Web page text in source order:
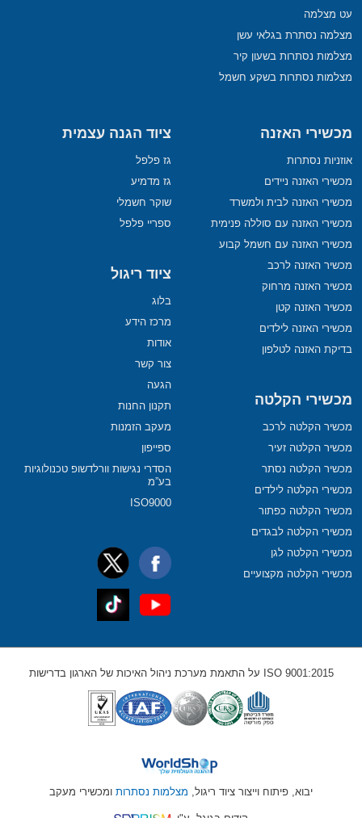
עט מצלמה
מצלמה נסתרת בגלאי עשן
מצלמות נסתרות בשעון קיר
מצלמות נסתרות בשקע חשמל
מכשירי האזנה
אוזניות נסתרות
מכשירי האזנה ניידים
מכשירי האזנה לבית ולמשרד
מכשירי האזנה עם סוללה פנימית
מכשירי האזנה עם חשמל קבוע
מכשיר האזנה לרכב
מכשיר האזנה מרחוק
מכשיר האזנה קטן
מכשירי האזנה לילדים
בדיקת האזנה לטלפון
מכשירי הקלטה
מכשיר הקלטה לרכב
מכשיר הקלטה זעיר
מכשיר הקלטה נסתר
מכשירי הקלטה לילדים
מכשיר הקלטה כפתור
מכשירי הקלטה לבגדים
מכשירי הקלטה לגן
מכשירי הקלטה מקצועיים
ציוד הגנה עצמית
גז פלפל
גז מדמיע
שוקר חשמלי
ספריי פלפל
ציוד ריגול
בלוג
מרכז הידע
אודות
צור קשר
הגעה
תקנון החנות
מעקב הזמנות
ספייפון
הסדרי נגישות וורלדשופ טכנולוגיות
בע”מ
ISO9000
ISO 9001:2015 על התאמת מערכת ניהול האיכות של הארגון בדרישות
יבוא, פיתוח וייצור ציוד ריגול, מצלמות נסתרות ומכשירי מעקב